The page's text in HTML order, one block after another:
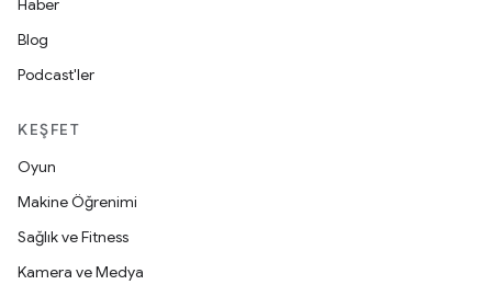
Haber
Blog
Podcast'ler
KEŞFET
Oyun
Makine Öğrenimi
Sağlık ve Fitness
Kamera ve Medya